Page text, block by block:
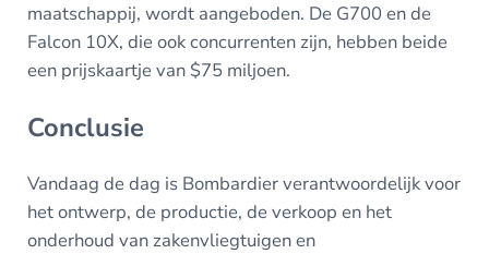
maatschappij, wordt aangeboden. De G700 en de
Falcon 10X, die ook concurrenten zijn, hebben beide
een prijskaartje van $75 miljoen.
Conclusie
Vandaag de dag is Bombardier verantwoordelijk voor
het ontwerp, de productie, de verkoop en het
onderhoud van zakenvliegtuigen en